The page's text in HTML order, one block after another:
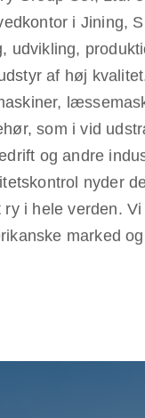
i Jining,
udvikling,
af høj
som i vid
og andre
nyder
i hele verden.
marked
der leverer one-